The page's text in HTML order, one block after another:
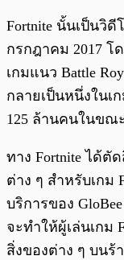
Fortnite นั้นเป็นวิ
กรกฎาคม 2017 โ
เกมแนว Battle
กลายเป็นหนึ่งในเ
125 ล้านคนในขณ
ทาง Fortnite ได้ตั
ต่าง ๆ สำหรับเกม
บริการของ
จะทำให้ผู้เล่นเกม
สิ่งของต่าง ๆ บนร้